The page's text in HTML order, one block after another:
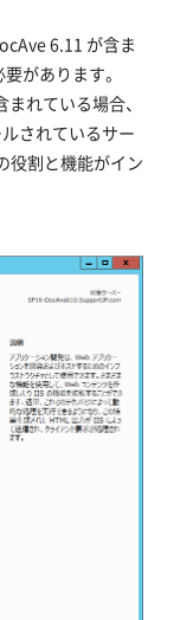
6.11 が含ま
があります。
れている場合、
されているサー
役割と機能がイン